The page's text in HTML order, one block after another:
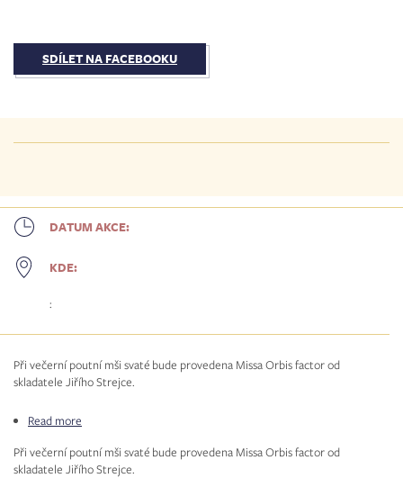
SDÍLET NA FACEBOOKU
DATUM AKCE:
KDE:
:
Při večerní poutní mši svaté bude provedena Missa Orbis factor od
skladatele Jiřího Strejce.
Read more
hudba
v&nbsp;kostele
Při večerní poutní mši svaté bude provedena Missa Orbis factor od
skladatele Jiřího Strejce.